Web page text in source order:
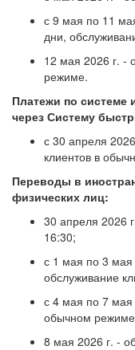
с 9 мая по 11
дни,
12 мая 2026 г. -
режиме.
Платежи по системе
через Систему
с 30 апреля
клиентов в
Переводы в
физических лиц:
30 апреля 2026
16:30;
с 1 мая по 3 мая
обслуживание
с 4 мая по 7 мая
обычном
8 мая 2026 г. -